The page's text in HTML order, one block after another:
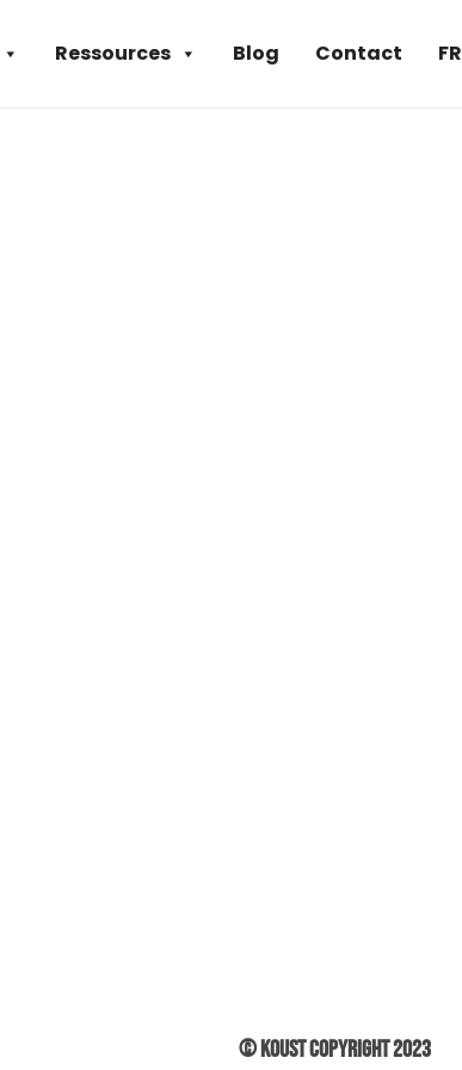
FR
Contact
Blog
Ressources
© Koust Copyright 2023